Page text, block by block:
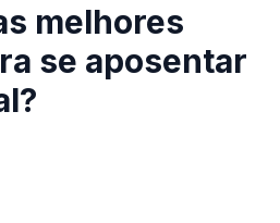
melhores
se aposentar